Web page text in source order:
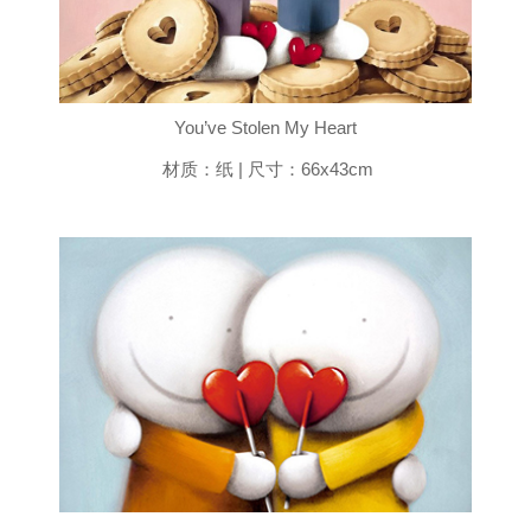
You’ve Stolen My Heart
材质：纸 | 尺寸：66x43cm